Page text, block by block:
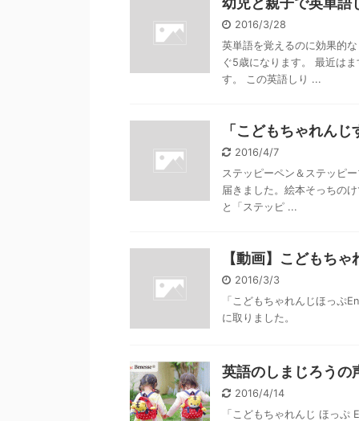
2016/3/28
英単語を覚えるのに効果的
ぐ5歳になります。 最近は
す。 この英語しり ...
「こどもちゃれん
2016/4/7
ステッピーペン＆ステッピ
届きました。絵本そっちの
と「ステッピ ...
【動画】こどもち
2016/3/3
「こどもちゃれんじほっぷ
に取りました。
英語のしまじろうの
2016/4/14
「こどもちゃれんじ ほっ